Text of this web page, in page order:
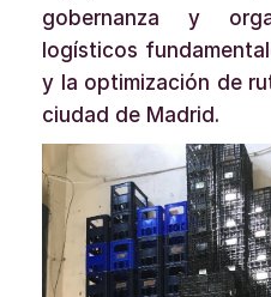
gobernanza y
logísticos
y la optimización de
ciudad de Madrid.